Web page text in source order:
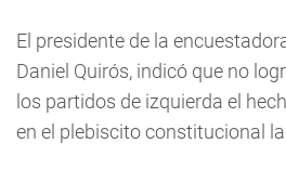
El presidente de la
Daniel Quirós, indicó que no
los partidos de izquierda el
en el plebiscito constitucional